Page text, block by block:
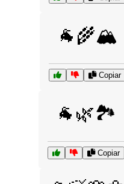
🐐🌾🏔️
Copiar
🐐🌿🏞️
Copiar